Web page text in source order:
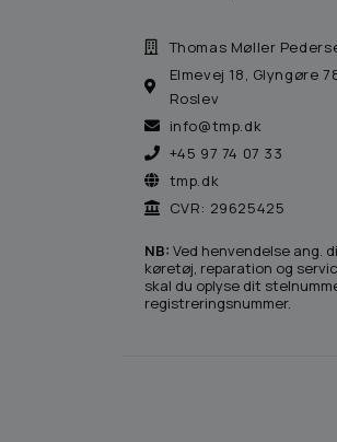
Thomas Møller
Elmevej 18, Glyngøre
Roslev
info@tmp.dk
+45 97 74 07 33
tmp.dk
CVR: 29625425
NB: Ved henvendelse ang.
køretøj, reparation og
skal du oplyse dit
registreringsnummer.